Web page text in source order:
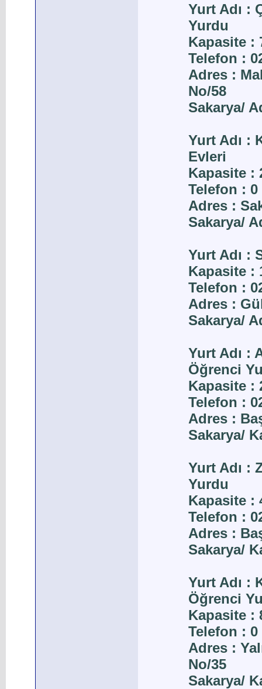
Yurt Adı :
Yurdu
Kapasite :
Telefon :
Adres :
No/58
Sakarya/
Yurt Adı :
Evleri
Kapasite :
Telefon : 0
Adres :
Sakarya/
Yurt Adı :
Kapasite :
Telefon :
Adres :
Sakarya/
Yurt Adı :
Öğrenci
Kapasite :
Telefon :
Adres :
Sakarya/
Yurt Adı :
Yurdu
Kapasite :
Telefon :
Adres :
Sakarya/
Yurt Adı :
Öğrenci
Kapasite :
Telefon : 0
Adres :
No/35
Sakarya/